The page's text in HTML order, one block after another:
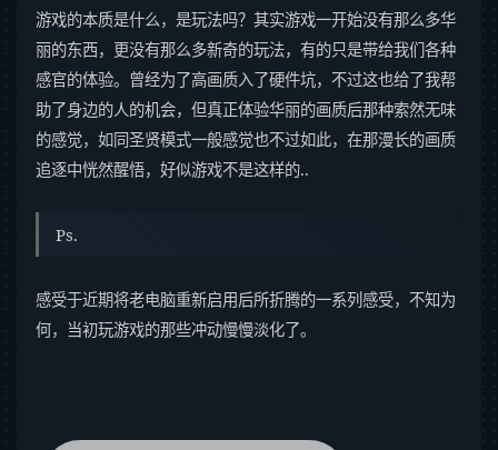
游戏的本质是什么，是玩法吗？其实游戏一开始没有那么多华
丽的东西，更没有那么多新奇的玩法，有的只是带给我们各种
感官的体验。曾经为了高画质入了硬件坑，不过这也给了我帮
助了身边的人的机会，但真正体验华丽的画质后那种索然无味
的感觉，如同圣贤模式一般感觉也不过如此，在那漫长的画质
追逐中恍然醒悟，好似游戏不是这样的..
Ps.
感受于近期将老电脑重新启用后所折腾的一系列感受，不知为
何，当初玩游戏的那些冲动慢慢淡化了。